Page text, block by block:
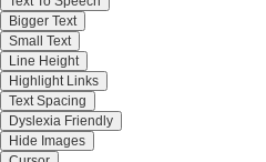
Bigger Text
Small Text
Line Height
Highlight Links
Text Spacing
Dyslexia Friendly
Hide Images